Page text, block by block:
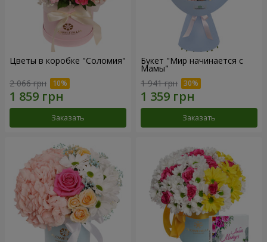
Цветы в коробке "Соломия"
2 066 грн
Заказать
Букет "Мир начинается с
Мамы"
1 941 грн
Заказать